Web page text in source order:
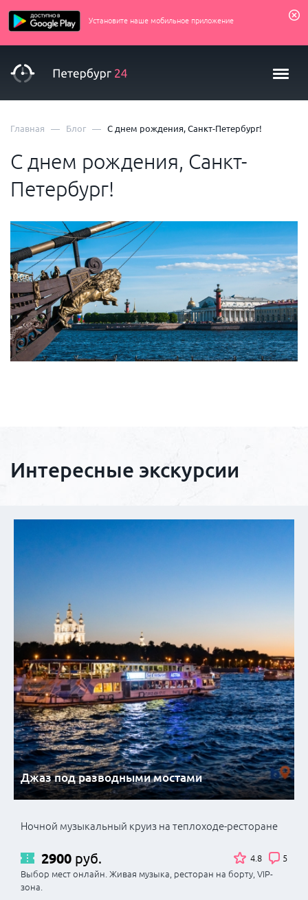
Установите наше мобильное приложение
Главная — Блог — С днем рождения, Санкт-Петербург!
С днем рождения, Санкт-
Петербург!
Интересные экскурсии
Джаз под разводными мостами
Ночной музыкальный круиз на теплоходе-ресторане
2900 руб. 4.8
5
Выбор мест онлайн. Живая музыка, ресторан на борту, VIP-
зона.